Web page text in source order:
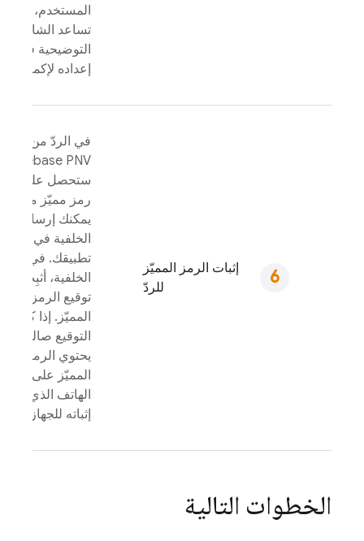
المستخدم، ما
تساعد الشاشة
التوضيحية في
إعداده لإكمالها.
إثبات الرمز المميّز
للردّ
في الردّ من
Firebase PNV
ستحصل على
رمز مميّز موقَّع
يمكنك إرساله
الخلفية في
تطبيقك. في
الخلفية، أثبِت
توقيع الرمز
المميّز. إذا كان
التوقيع صالحًا،
يحتوي الرمز
المميّز على رقم
الهاتف الذي تم
إثباته للجهاز.
الخطوات التالية